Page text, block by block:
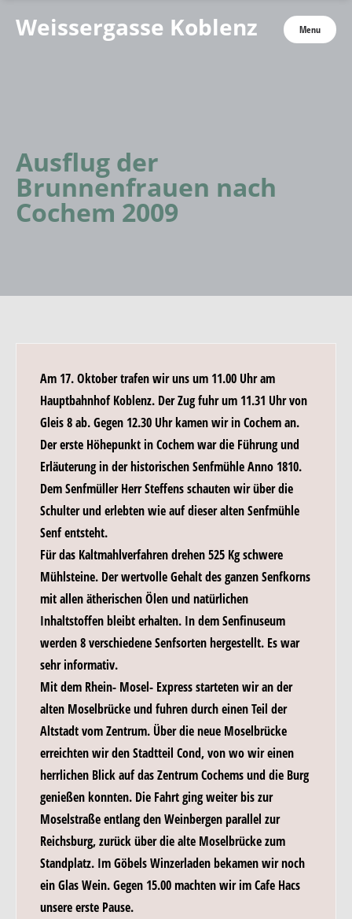
Weissergasse Koblenz Menu
Ausflug der
Brunnenfrauen nach
Cochem 2009
Am 17. Oktober trafen wir uns um 11.00 Uhr am
Hauptbahnhof Koblenz. Der Zug fuhr um 11.31 Uhr von
Gleis 8 ab. Gegen 12.30 Uhr kamen wir in Cochem an.
Der erste Höhepunkt in Cochem war die Führung und
Erläuterung in der historischen Senfmühle Anno 1810.
Dem Senfmüller Herr Steffens schauten wir über die
Schulter und erlebten wie auf dieser alten Senfmühle
Senf entsteht.
Für das Kaltmahlverfahren drehen 525 Kg schwere
Mühlsteine. Der wertvolle Gehalt des ganzen Senfkorns
mit allen ätherischen Ölen und natürlichen
Inhaltstoffen bleibt erhalten. In dem Senfinuseum
werden 8 verschiedene Senfsorten hergestellt. Es war
sehr informativ.
Mit dem Rhein- Mosel- Express starteten wir an der
alten Moselbrücke und fuhren durch einen Teil der
Altstadt vom Zentrum. Über die neue Moselbrücke
erreichten wir den Stadtteil Cond, von wo wir einen
herrlichen Blick auf das Zentrum Cochems und die Burg
genießen konnten. Die Fahrt ging weiter bis zur
Moselstraße entlang den Weinbergen parallel zur
Reichsburg, zurück über die alte Moselbrücke zum
Standplatz. Im Göbels Winzerladen bekamen wir noch
ein Glas Wein. Gegen 15.00 machten wir im Cafe Hacs
unsere erste Pause.